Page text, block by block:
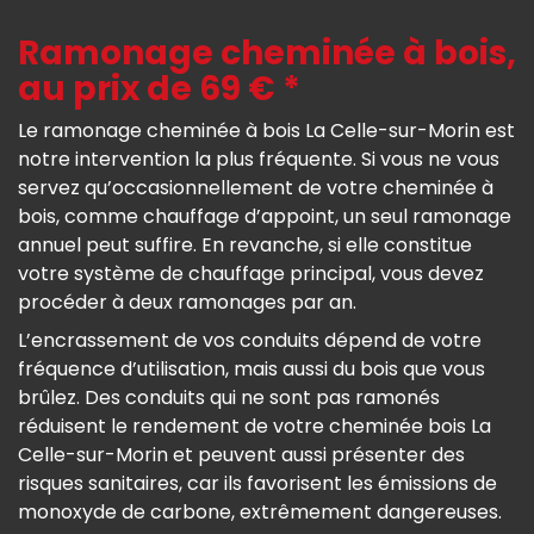
Ramonage cheminée à bois,
au prix de 69 € *
Le ramonage cheminée à bois La Celle-sur-Morin est
notre intervention la plus fréquente. Si vous ne vous
servez qu’occasionnellement de votre cheminée à
bois, comme chauffage d’appoint, un seul ramonage
annuel peut suffire. En revanche, si elle constitue
votre système de chauffage principal, vous devez
procéder à deux ramonages par an.
L’encrassement de vos conduits dépend de votre
fréquence d’utilisation, mais aussi du bois que vous
brûlez. Des conduits qui ne sont pas ramonés
réduisent le rendement de votre cheminée bois La
Celle-sur-Morin et peuvent aussi présenter des
risques sanitaires, car ils favorisent les émissions de
monoxyde de carbone, extrêmement dangereuses.